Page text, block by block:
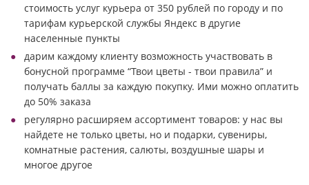
стоимость услуг курьера от 350 рублей по городу и по
тарифам курьерской службы Яндекс в другие
населенные пункты
дарим каждому клиенту возможность участвовать в
бонусной программе “Твои цветы - твои правила” и
получать баллы за каждую покупку. Ими можно оплатить
до 50% заказа
регулярно расширяем ассортимент товаров: у нас вы
найдете не только цветы, но и подарки, сувениры,
комнатные растения, салюты, воздушные шары и
многое другое